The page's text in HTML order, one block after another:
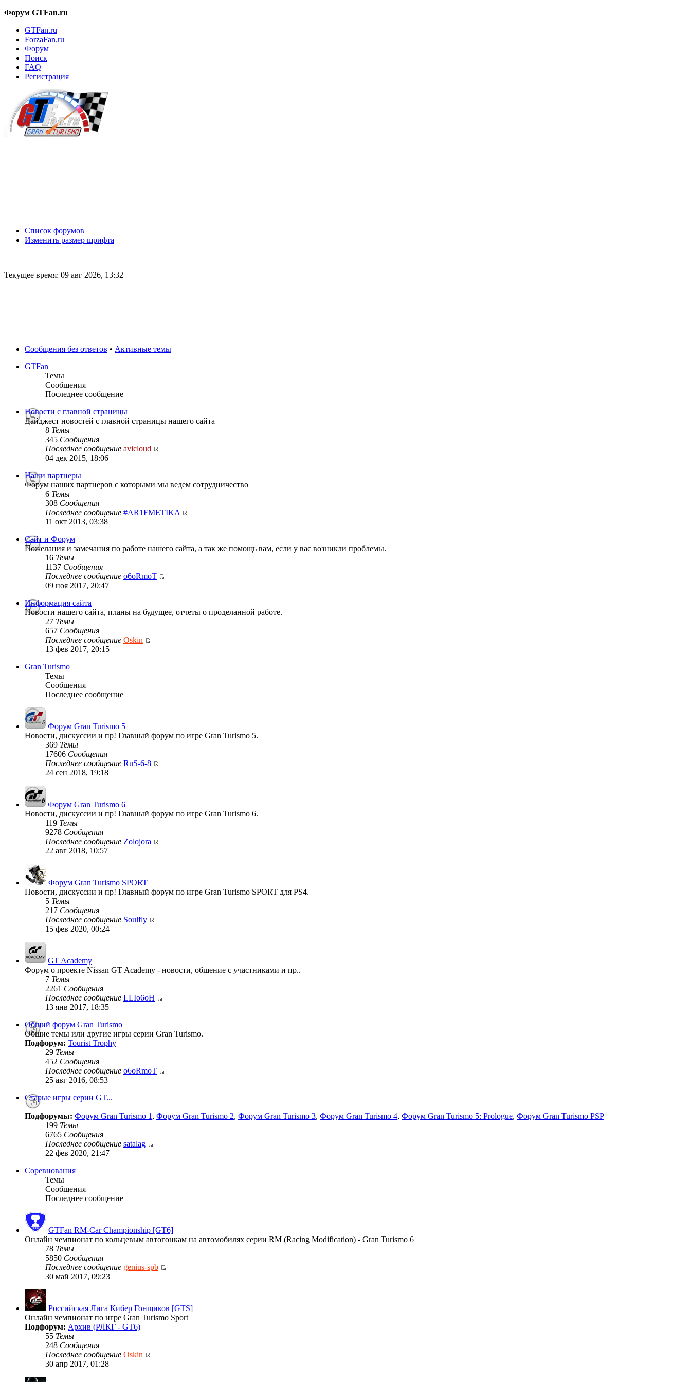
Форум GTFan.ru
GTFan.ru
ForzaFan.ru
Форум
Поиск
FAQ
Регистрация
Список форумов
Изменить размер шрифта
Текущее время: 09 авг 2026, 13:32
Сообщения без ответов • Активные темы
GTFan
Темы
Сообщения
Последнее сообщение
Новости с главной страницы
Дайджест новостей с главной страницы нашего сайта
8 Темы
345 Сообщения
Последнее сообщение avicloud
04 дек 2015, 18:06
Наши партнеры
Форум наших партнеров с которыми мы ведем сотрудничество
6 Темы
308 Сообщения
Последнее сообщение #AR1FMETIKA
11 окт 2013, 03:38
Сайт и Форум
Пожелания и замечания по работе нашего сайта, а так же помощь вам, если у вас возникли проблемы.
16 Темы
1137 Сообщения
Последнее сообщение o6oRmoT
09 ноя 2017, 20:47
Информация сайта
Новости нашего сайта, планы на будущее, отчеты о проделанной работе.
27 Темы
657 Сообщения
Последнее сообщение Oskin
13 фев 2017, 20:15
Gran Turismo
Темы
Сообщения
Последнее сообщение
Форум Gran Turismo 5
Новости, дискуссии и пр! Главный форум по игре Gran Turismo 5.
369 Темы
17606 Сообщения
Последнее сообщение RuS-6-8
24 сен 2018, 19:18
Форум Gran Turismo 6
Новости, дискуссии и пр! Главный форум по игре Gran Turismo 6.
119 Темы
9278 Сообщения
Последнее сообщение Zolojora
22 авг 2018, 10:57
Форум Gran Turismo SPORT
Новости, дискуссии и пр! Главный форум по игре Gran Turismo SPORT для PS4.
5 Темы
217 Сообщения
Последнее сообщение Soulfly
15 фев 2020, 00:24
GT Academy
Форум о проекте Nissan GT Academy - новости, общение с участниками и пр..
7 Темы
2261 Сообщения
Последнее сообщение LLIo6oH
13 янв 2017, 18:35
Общий форум Gran Turismo
Общие темы или другие игры серии Gran Turismo.
Подфорум: Tourist Trophy
29 Темы
452 Сообщения
Последнее сообщение o6oRmoT
25 авг 2016, 08:53
Старые игры серии GT...
Подфорумы: Форум Gran Turismo 1 , Форум Gran Turismo 2, Форум Gran Turismo 3, Форум Gran Turismo 4, Форум Gran Turismo 5: Prologue, Форум Gran Turismo PSP
199 Темы
6765 Сообщения
Последнее сообщение satalag
22 фев 2020, 21:47
Соревнования
Темы
Сообщения
Последнее сообщение
GTFan RM-Car Championship [GT6]
Онлайн чемпионат по кольцевым автогонкам на автомобилях серии RM (Racing Modification) - Gran Turismo 6
78 Темы
5850 Сообщения
Последнее сообщение genius-spb
30 май 2017, 09:23
Российская Лига Кибер Гонщиков [GTS]
Онлайн чемпионат по игре Gran Turismo Sport
Подфорум: Архив (РЛКГ - GT6)
55 Темы
248 Сообщения
Последнее сообщение Oskin
30 апр 2017, 01:28